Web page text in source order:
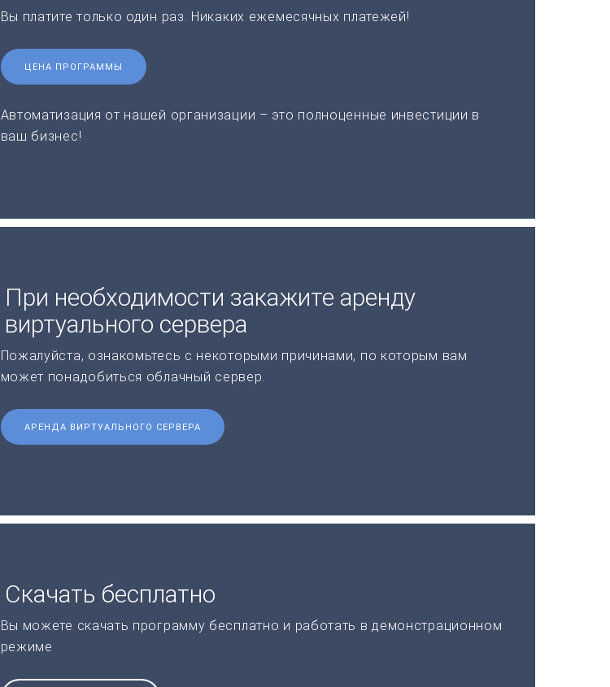
Вы платите только один раз. Никаких ежемесячных платежей!
ЦЕНА ПРОГРАММЫ
Автоматизация от нашей организации – это полноценные инвестиции в
ваш бизнес!
При необходимости закажите аренду
виртуального сервера
Пожалуйста, ознакомьтесь с некоторыми причинами, по которым вам
может понадобиться облачный сервер.
АРЕНДА ВИРТУАЛЬНОГО СЕРВЕРА
Скачать бесплатно
Вы можете скачать программу бесплатно и работать в демонстрационном
режиме